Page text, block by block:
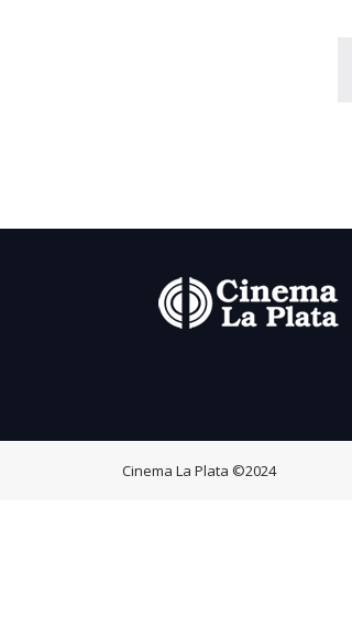
Cinema La Plata ©2024